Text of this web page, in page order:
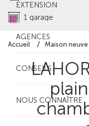
EXTENSION
AGENCES
CONSEILS
NOUS CONNAÎTRE
Accueil Maison neuve
1 garage